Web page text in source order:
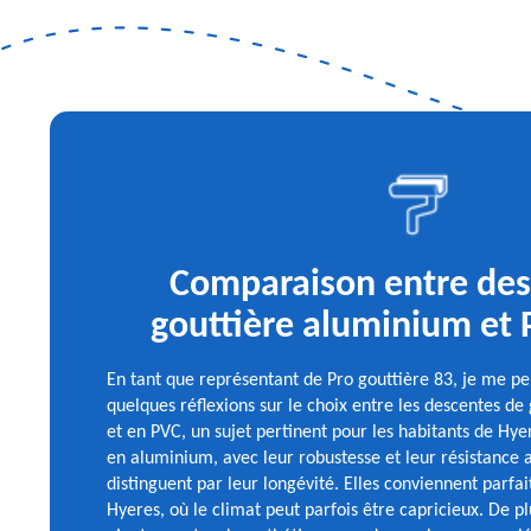
Comparaison entre
gouttière aluminium et
En tant que représentant de Pro gouttière 83, je me
quelques réflexions sur le choix entre les descentes
et en PVC, un sujet pertinent pour les habitants de
en aluminium, avec leur robustesse et leur résistance
distinguent par leur longévité. Elles conviennent
Hyeres, où le climat peut parfois être capricieux. De